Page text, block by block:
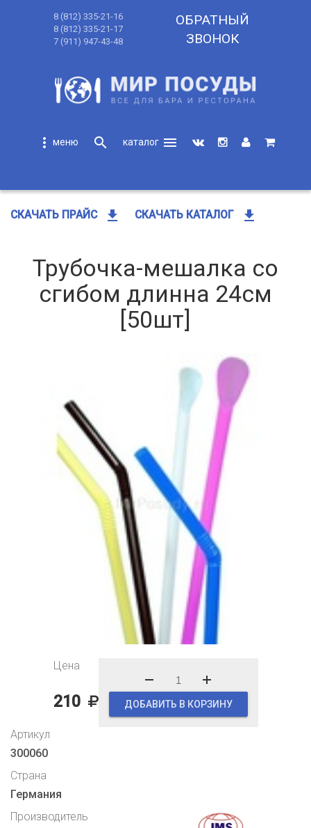
8 (812) 335-21-16
8 (812) 335-21-17
7 (911) 947-43-48
ОБРАТНЫЙ
ЗВОНОК
more_vert search
menu
СКАЧАТЬ ПРАЙС get_app СКАЧАТЬ КАТАЛОГ get_app
Трубочка-мешалка со
сгибом длинна 24см
[50шт]
Цена
210 ДОБАВИТЬ В КОРЗИНУ
Артикул
300060
Страна
Германия
Производитель